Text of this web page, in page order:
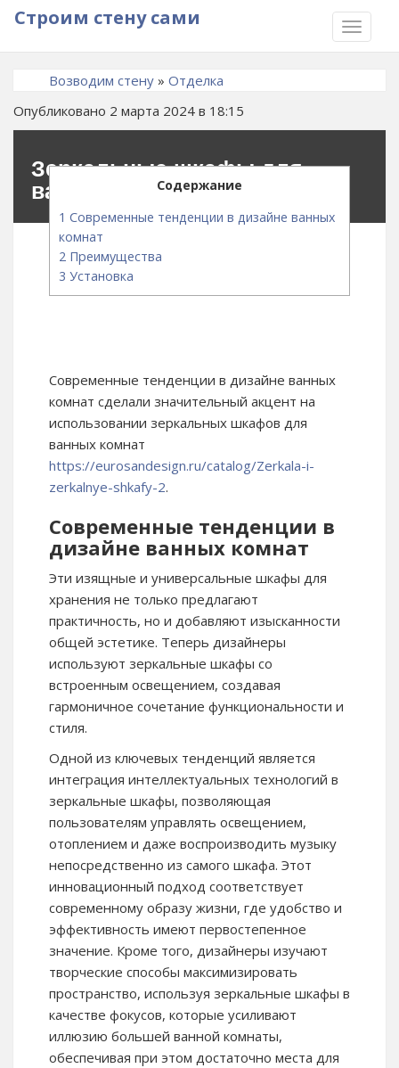
TOGGLE
Строим стену сами
Возводим стену » Отделка
Опубликовано 2 марта 2024 в 18:15
Зеркальные шкафы для
ванной
Содержание
1 Современные тенденции в дизайне ванных
комнат
2 Преимущества
3 Установка
Современные тенденции в дизайне ванных
комнат сделали значительный акцент на
использовании зеркальных шкафов для
ванных комнат
https://eurosandesign.ru/catalog/Zerkala-i-
zerkalnye-shkafy-2.
Современные тенденции в
дизайне ванных комнат
Эти изящные и универсальные шкафы для
хранения не только предлагают
практичность, но и добавляют изысканности
общей эстетике. Теперь дизайнеры
используют зеркальные шкафы со
встроенным освещением, создавая
гармоничное сочетание функциональности и
стиля.
Одной из ключевых тенденций является
интеграция интеллектуальных технологий в
зеркальные шкафы, позволяющая
пользователям управлять освещением,
отоплением и даже воспроизводить музыку
непосредственно из самого шкафа. Этот
инновационный подход соответствует
современному образу жизни, где удобство и
эффективность имеют первостепенное
значение. Кроме того, дизайнеры изучают
творческие способы максимизировать
пространство, используя зеркальные шкафы в
качестве фокусов, которые усиливают
иллюзию большей ванной комнаты,
обеспечивая при этом достаточно места для